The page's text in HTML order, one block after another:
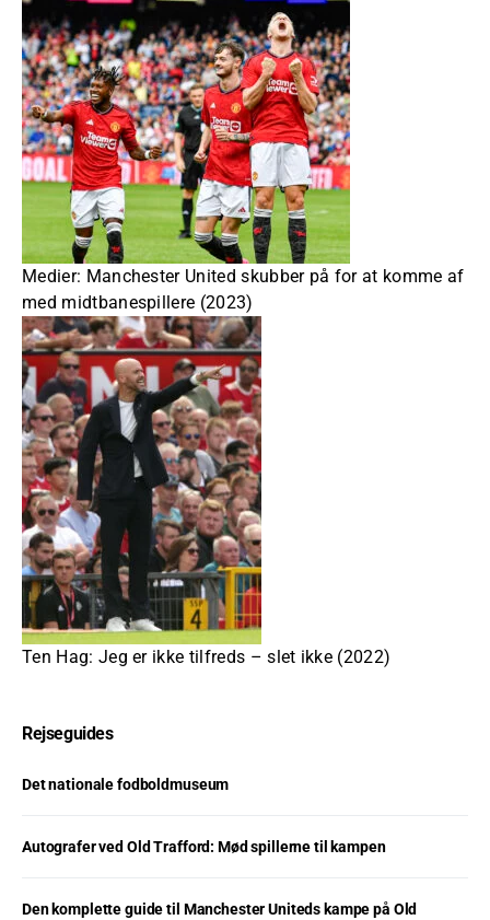
Medier: Manchester United skubber på for at komme af
med midtbanespillere (2023)
Ten Hag: Jeg er ikke tilfreds – slet ikke (2022)
Rejseguides
Det nationale fodboldmuseum
Autografer ved Old Trafford: Mød spillerne til kampen
Den komplette guide til Manchester Uniteds kampe på Old